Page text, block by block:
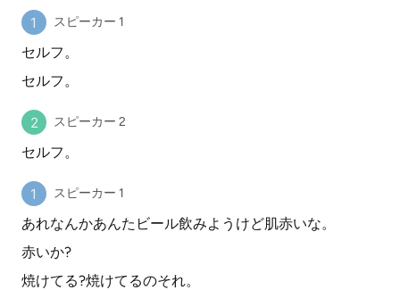
スピーカー 1
セルフ。
セルフ。
スピーカー 2
セルフ。
スピーカー 1
あれなんかあんたビール飲みようけど肌赤いな。
赤いか?
焼けてる?焼けてるのそれ。